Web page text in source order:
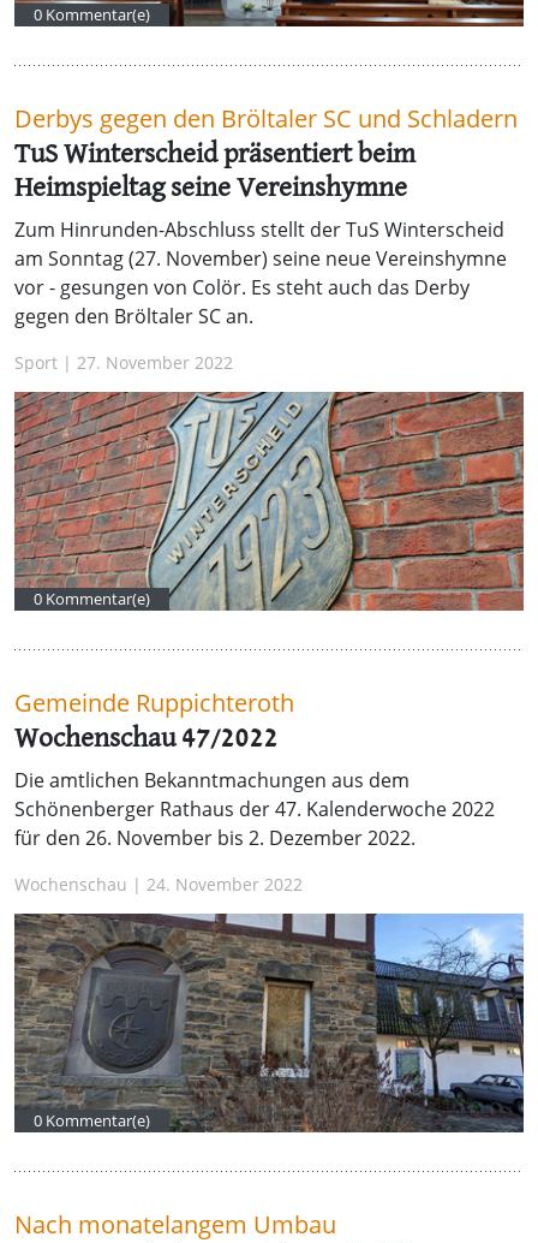
0 Kommentar(e)
Derbys gegen den Bröltaler SC und Schladern
TuS Winterscheid präsentiert beim
Heimspieltag seine Vereinshymne
Zum Hinrunden-Abschluss stellt der TuS Winterscheid
am Sonntag (27. November) seine neue Vereinshymne
vor - gesungen von Colör. Es steht auch das Derby
gegen den Bröltaler SC an.
Sport | 27. November 2022
0 Kommentar(e)
Gemeinde Ruppichteroth
Wochenschau 47/2022
Die amtlichen Bekanntmachungen aus dem
Schönenberger Rathaus der 47. Kalenderwoche 2022
für den 26. November bis 2. Dezember 2022.
Wochenschau | 24. November 2022
0 Kommentar(e)
Nach monatelangem Umbau